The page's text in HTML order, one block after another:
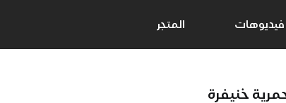
فيديوهات المتجر
خنيفرة